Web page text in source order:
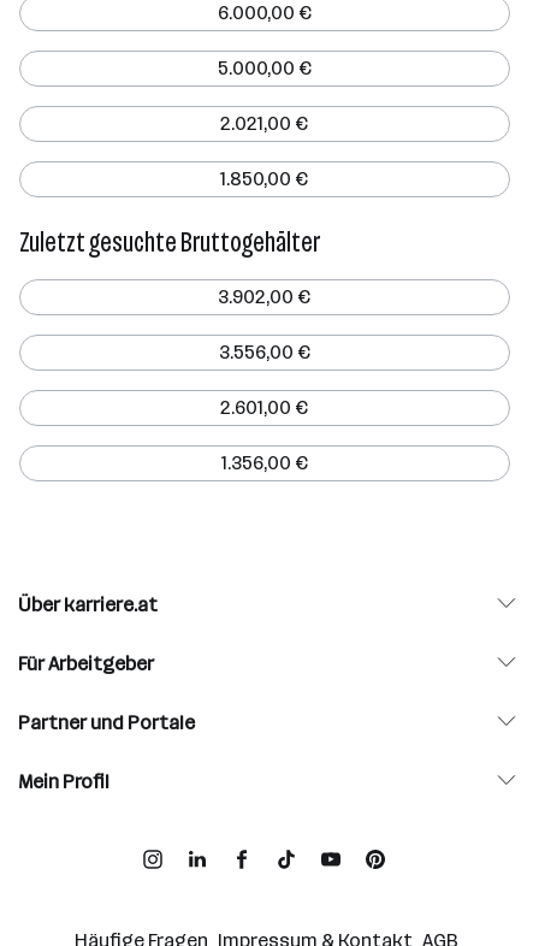
6.000,00 €
5.000,00 €
2.021,00 €
1.850,00 €
Zuletzt gesuchte Bruttogehälter
3.902,00 €
3.556,00 €
2.601,00 €
1.356,00 €
Über karriere.at
Für Arbeitgeber
Partner und Portale
Mein Profil
Häufige Fragen Impressum & Kontakt AGB